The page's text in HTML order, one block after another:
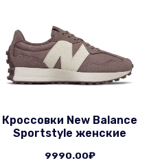
Кроссовки New Balance
Sportstyle женские
9990.00₽